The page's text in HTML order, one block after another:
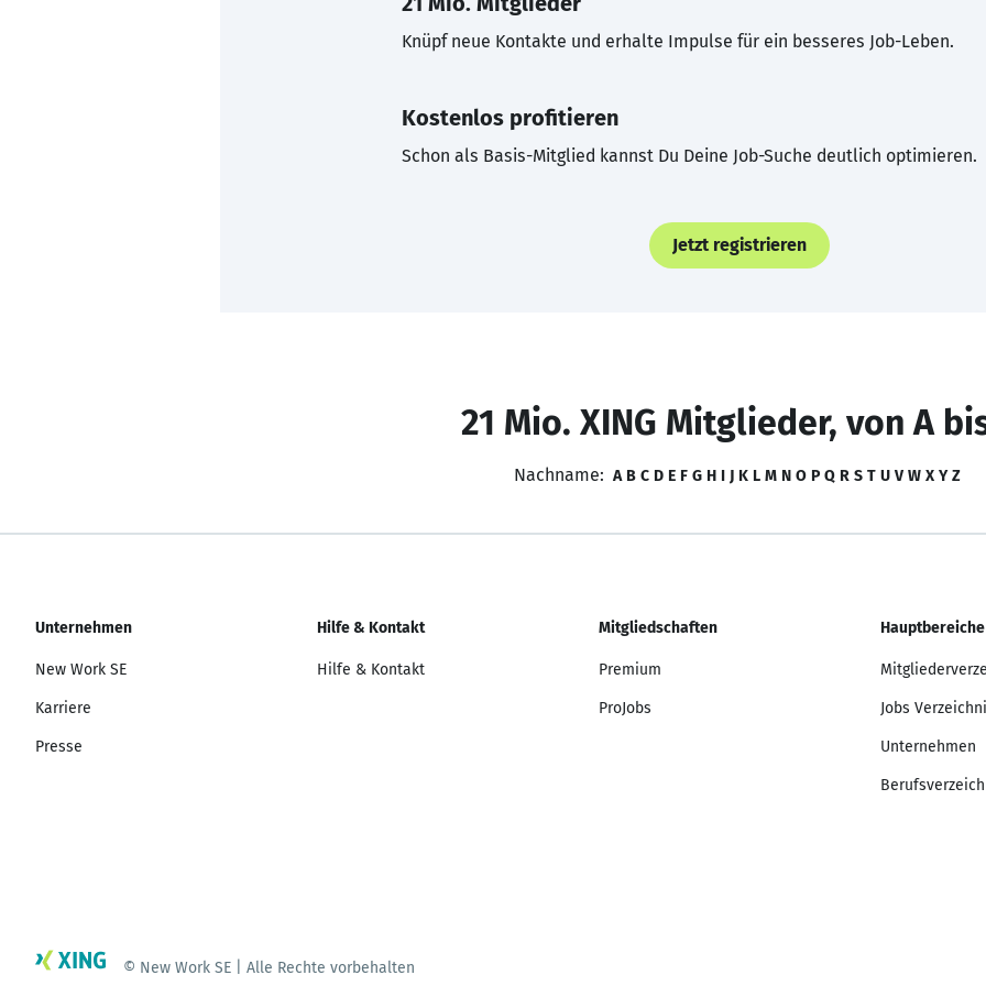
Knüpf neue Kontakte und erhalte Impulse für ein besseres Job-Leben.
Kostenlos profitieren
Schon als Basis-Mitglied kannst Du Deine Job-Suche deutlich optimieren.
Jetzt registrieren
21 Mio. XING Mitglieder, von A
Nachname: A B C D E F G H I J K L M N O P Q R S T U V W X Y Z
Unternehmen
New Work SE
Karriere
Presse
Hilfe & Kontakt
Hilfe & Kontakt
Mitgliedschaften
Premium
ProJobs
Hauptbereiche
Jobs
Unternehmen
© New Work SE | Alle Rechte vorbehalten